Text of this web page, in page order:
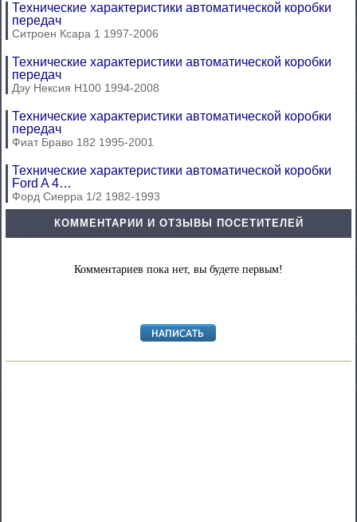
Технические характеристики автоматической коробки
передач
Ситроен Ксара 1 1997-2006
Технические характеристики автоматической коробки
передач
Дэу Нексия Н100 1994-2008
Технические характеристики автоматической коробки
передач
Фиат Браво 182 1995-2001
Технические характеристики автоматической коробки
Ford A 4…
Форд Сиерра 1/2 1982-1993
КОММЕНТАРИИ И ОТЗЫВЫ ПОСЕТИТЕЛЕЙ
Комментариев пока нет, вы будете первым!